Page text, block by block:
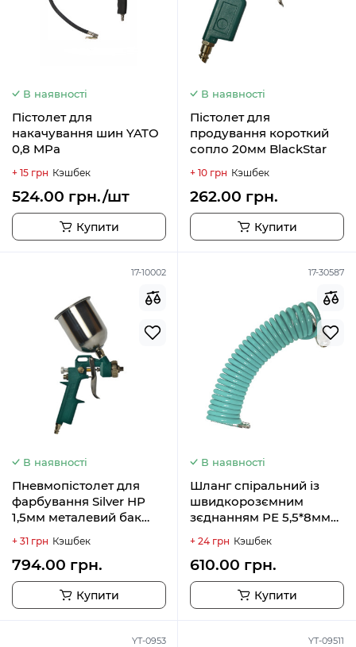
В наявності
Пістолет для
накачування шин YATO
0,8 MPa
+ 15 грн Кэшбек
524.00 грн./шт
Купити
В наявності
Пістолет для
продування короткий
сопло 20мм BlackStar
+ 10 грн Кэшбек
262.00 грн.
Купити
17-10002
В наявності
Пневмопістолет для
фарбування Silver НР
1,5мм металевий бак
500мл 1/4 BlackStar
+ 31 грн Кэшбек
794.00 грн.
Купити
17-30587
В наявності
Шланг спіральний із
швидкорозємним
зєднанням РЕ 5,5*8мм
15м BlackStar
+ 24 грн Кэшбек
610.00 грн.
Купити
YT-0953 YT-09511